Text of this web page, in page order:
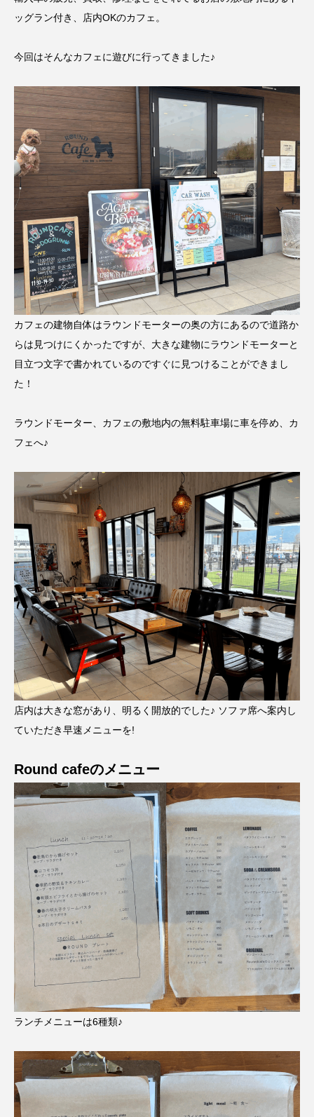
ッグラン付き、店内OKのカフェ。
今回はそんなカフェに遊びに行ってきました♪
カフェの建物自体はラウンドモーターの奥の方にあるので道路か
らは見つけにくかったですが、大きな建物にラウンドモーターと
目立つ文字で書かれているのですぐに見つけることができまし
た！
ラウンドモーター、カフェの敷地内の無料駐車場に車を停め、カ
フェへ♪
店内は大きな窓があり、明るく開放的でした♪ ソファ席へ案内し
ていただき早速メニューを!
Round cafeのメニュー
ランチメニューは6種類♪